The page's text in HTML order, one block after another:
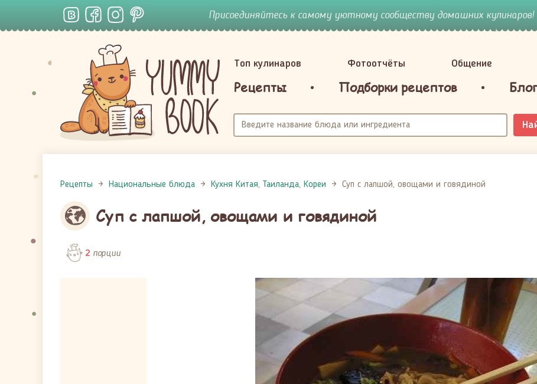
Присоединяйтесь к самому уютному сообществу домашних кулинаров!
Топ кулинаров Фотоотчёты Общение
Рецепты Подборки рецептов
Рецепты Национальные блюда Кухня Китая, Таиланда, Кореи Суп с лапшой, овощами и говядиной
Суп с лапшой, овощами и говядиной
2порции